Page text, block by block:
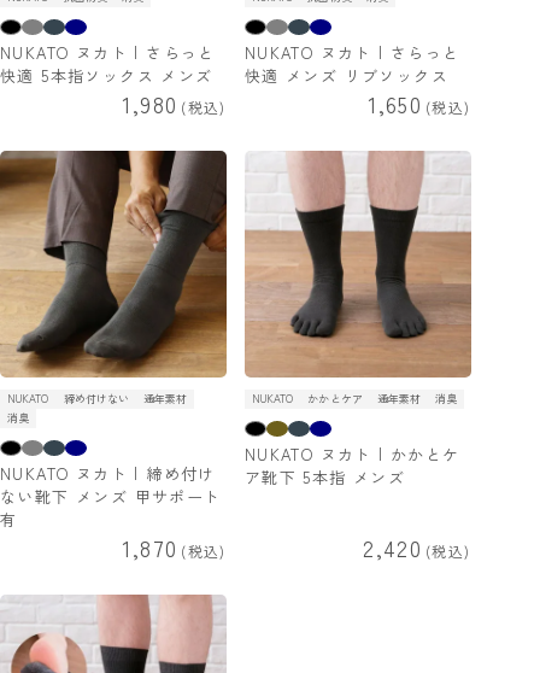
NUKATO ヌカト | さらっと
快適 5本指ソックス メンズ
1,980 税込
NUKATO ヌカト | さらっと
快適 メンズ リブソックス
1,650 税込
NUKATO 締め付けない
通年素材
消臭
NUKATO ヌカト | 締め付け
ない靴下 メンズ 甲サポート
有
1,870 税込
NUKATO かかとケア 通年素材 消臭
NUKATO ヌカト | かかとケ
ア靴下 5本指 メンズ
2,420 税込